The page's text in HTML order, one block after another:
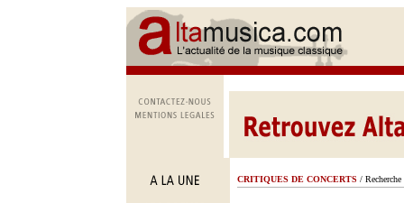
CRITIQUES DE CONCERTS / Recherche